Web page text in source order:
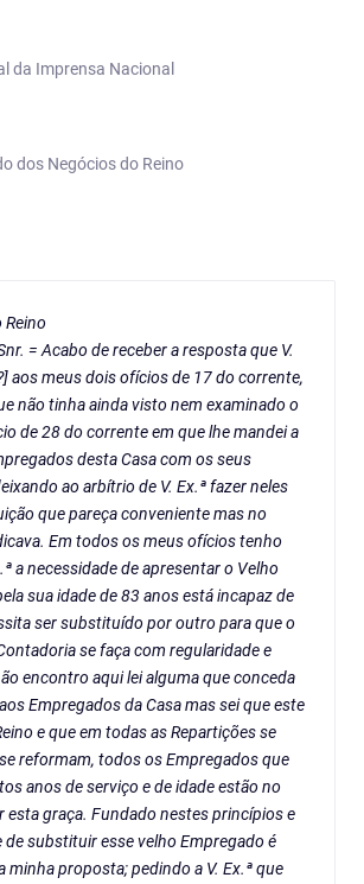
da Imprensa Nacional
dos Negócios do Reino
Reino
= Acabo de receber a resposta que V.
aos meus dois ofícios de 17 do corrente,
não tinha ainda visto nem examinado o
de 28 do corrente em que lhe mandei a
desta Casa com os seus
ao arbítrio de V. Ex.ª fazer neles
que pareça conveniente mas no
Em todos os meus ofícios tenho
a necessidade de apresentar o Velho
sua idade de 83 anos está incapaz de
ser substituído por outro para que o
se faça com regularidade e
encontro aqui lei alguma que conceda
Empregados da Casa mas sei que este
e que em todas as Repartições se
reformam, todos os Empregados que
anos de serviço e de idade estão no
esta graça. Fundado nestes princípios e
de substituir esse velho Empregado é
minha proposta; pedindo a V. Ex.ª que